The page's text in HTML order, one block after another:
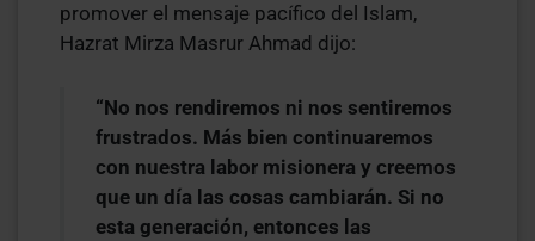
promover el mensaje pacífico del Islam,
Hazrat Mirza Masrur Ahmad dijo:
“No nos rendiremos ni nos sentiremos
frustrados. Más bien continuaremos
con nuestra labor misionera y creemos
que un día las cosas cambiarán. Si no
esta generación, entonces las